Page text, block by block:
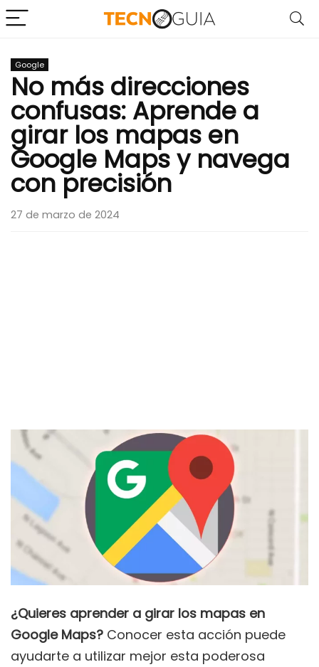
Google
No más direcciones
confusas: Aprende a
girar los mapas en
Google Maps y navega
con precisión
27 de marzo de 2024
¿Quieres aprender a girar los mapas en
Google Maps? Conocer esta acción puede
ayudarte a utilizar mejor esta poderosa